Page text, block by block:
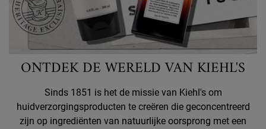
ONTDEK DE WERELD VAN KIEHL'S
Sinds 1851 is het de missie van Kiehl's om
huidverzorgingsproducten te creëren die geconcentreerd
zijn op ingrediënten van natuurlijke oorsprong met een